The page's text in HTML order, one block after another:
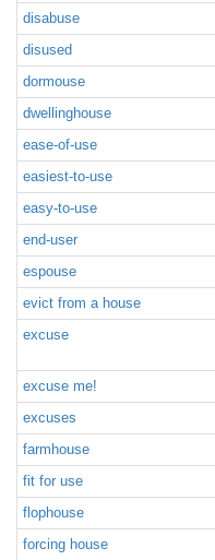
disabuse
disused
dormouse
dwellinghouse
ease-of-use
easiest-to-use
easy-to-use
end-user
espouse
evict from a house
excuse
excuse me!
excuses
farmhouse
fit for use
flophouse
forcing house